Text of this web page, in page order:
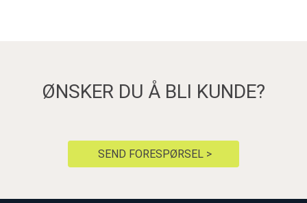
ØNSKER DU Å BLI KUNDE?
SEND FORESPØRSEL >